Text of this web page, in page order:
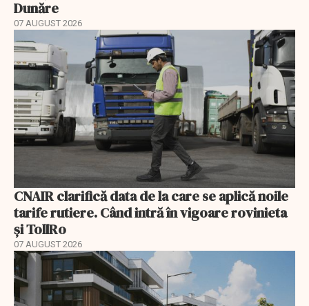
Dunăre
07 AUGUST 2026
CNAIR clarifică data de la care se aplică noile
tarife rutiere. Când intră în vigoare rovinieta
și TollRo
07 AUGUST 2026